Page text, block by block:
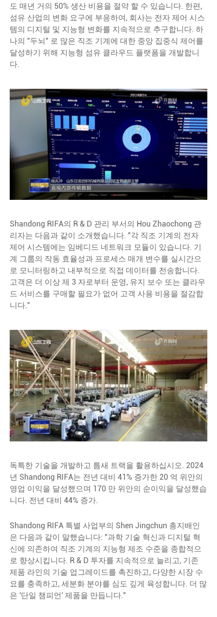
도 매년 거의 50% 생산 비용을 절약 할 수 있습니다. 한편,
섬유 산업의 변화 요구에 부응하여, 회사는 전자 제어 시스
템의 디지털 및 지능형 변화를 지속적으로 추구합니다. 하
나의 "두뇌" 로 많은 직조 기계에 대한 중앙 집중식 제어를
달성하기 위해 지능형 섬유 클라우드 플랫폼을 개발합니
다.
Shandong RIFA의 R & D 관리 부서의 Hou Zhaochong 관
리자는 다음과 같이 소개했습니다. "각 직조 기계의 전자
제어 시스템에는 임베디드 네트워크 모듈이 있습니다. 기
계 그룹의 작동 효율성과 프로세스 매개 변수를 실시간으
로 모니터링하고 내부적으로 직접 데이터를 전송합니다.
고객은 더 이상 제 3 자로부터 운영, 유지 보수 또는 클라우
드 서비스를 구매할 필요가 없어 고객 사용 비용을 절감합
니다."
독특한 기술을 개발하고 틈새 트랙을 활용하십시오. 2024
년 Shandong RIFA는 전년 대비 41% 증가한 20 억 위안의
영업 이익을 달성했으며 170 만 위안의 순이익을 달성했습
니다. 전년 대비 44% 증가.
Shandong RIFA 특별 사업부의 Shen Jingchun 총지배인
은 다음과 같이 말했습니다: "과학 기술 혁신과 디지털 혁
신에 의존하여 직조 기계의 지능형 제조 수준을 종합적으
로 향상시킵니다. R & D 투자를 지속적으로 늘리고, 기존
제품 라인의 기술 업그레이드를 촉진하고, 다양한 시장 수
요를 충족하고, 세분화 분야를 심도 깊게 육성합니다. 더 많
은 '단일 챔피언' 제품을 만듭니다."